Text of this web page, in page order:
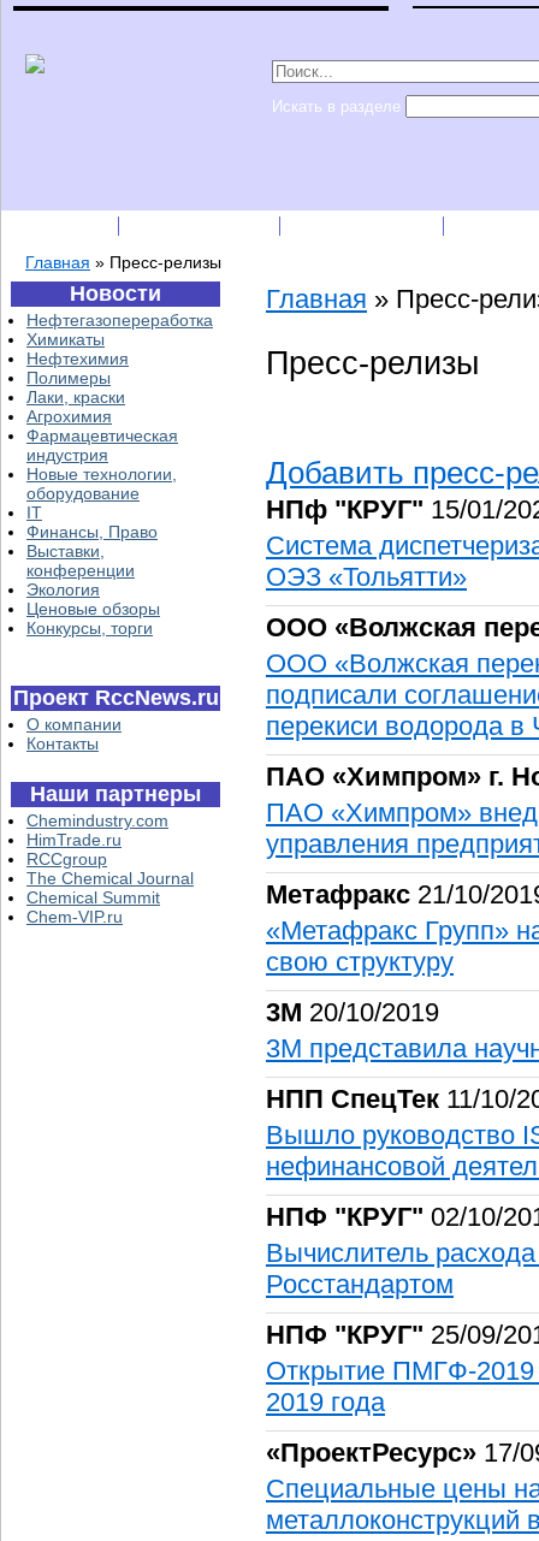
Искать в разделе
Главная » Пресс-релизы
Новости
Нефтегазопереработка
Химикаты
Нефтехимия
Полимеры
Лаки, краски
Агрохимия
Фармацевтическая
индустрия
Новые технологии,
оборудование
IT
Финансы, Право
Выставки,
конференции
Экология
Ценовые обзоры
Конкурсы, торги
Проект RccNews.ru
О компании
Контакты
Наши партнеры
Chemindustry.com
HimTrade.ru
RCCgroup
The Chemical Journal
Chemical Summit
Chem-VIP.ru
Главная » Пресс-
Пресс-релизы
Добавить пресс-
НПф "КРУГ" 15/01/
Система
ОЭЗ «Тольятти»
ООО «Волжская
ООО «Волжская
подписали
перекиси водорода
ПАО «Химпром» г.
ПАО «Химпром»
управления
Метафракс 21/10/
«Метафракс Групп»
свою структуру
3М 20/10/2019
3М представила
НПП СпецТек 11/10/
Вышло руководство
нефинансовой
НПФ "КРУГ" 02/10/
Вычислитель
Росстандартом
НПФ "КРУГ" 25/09/
Открытие ПМГФ-2019
2019 года
«ПроектРесурс» 17/
Специальные цены
металлоконструкций